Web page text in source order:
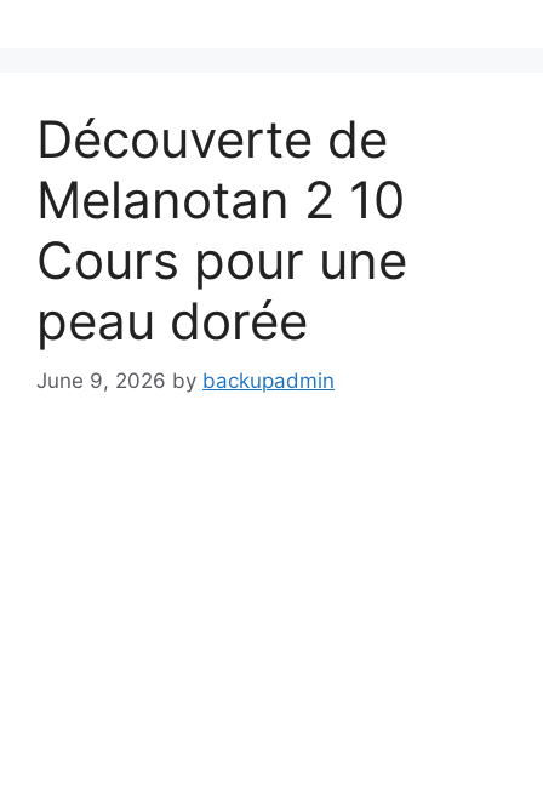
Découverte de
Melanotan 2 10
Cours pour une
peau dorée
June 9, 2026 by backupadmin